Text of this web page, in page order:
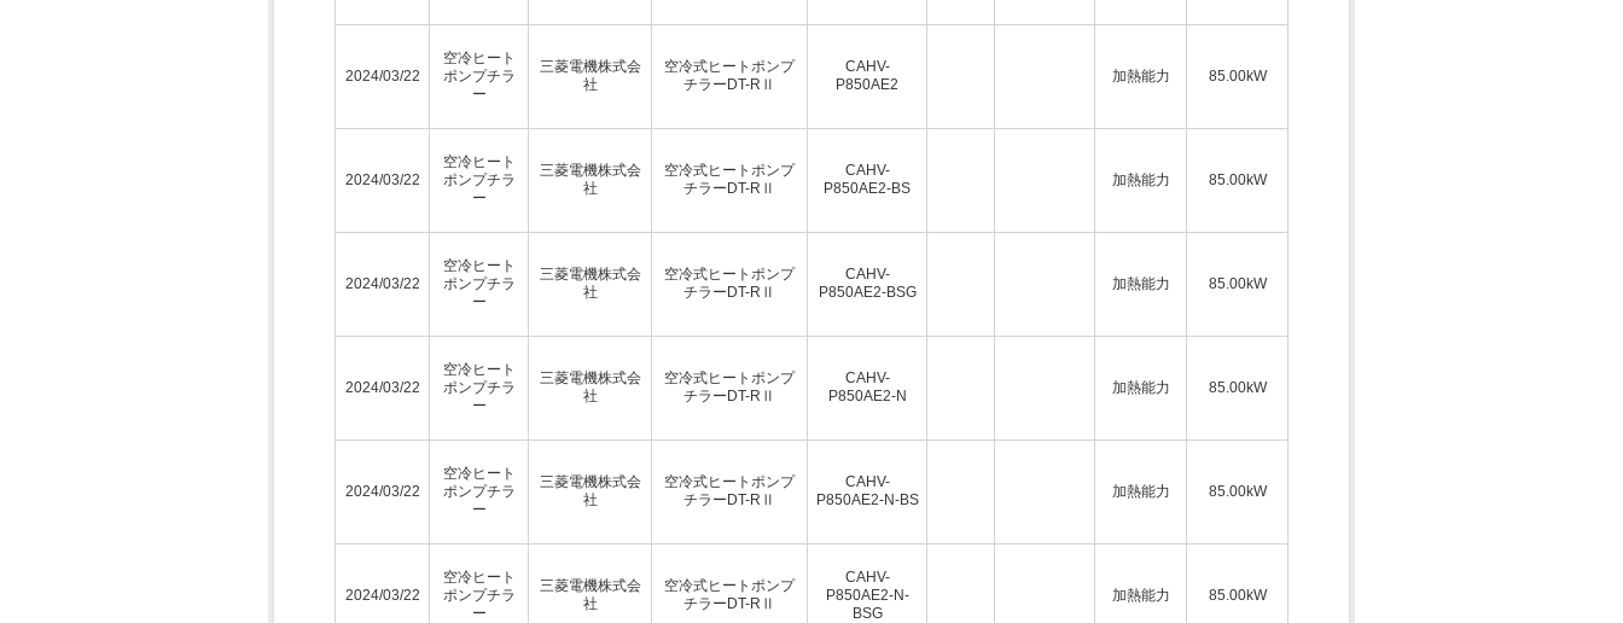
2024/03/22
空冷ヒート
ポンプチラ
ー
三菱電機株式会
社
空冷式ヒートポンプ
チラーDT-RⅡ
CAHV-
P850AE2
加熱能力 85.00kW
2024/03/22
空冷ヒート
ポンプチラ
ー
三菱電機株式会
社
空冷式ヒートポンプ
チラーDT-RⅡ
CAHV-
P850AE2-BS
加熱能力 85.00kW
2024/03/22
空冷ヒート
ポンプチラ
ー
三菱電機株式会
社
空冷式ヒートポンプ
チラーDT-RⅡ
CAHV-
P850AE2-BSG
加熱能力 85.00kW
2024/03/22
空冷ヒート
ポンプチラ
ー
三菱電機株式会
社
空冷式ヒートポンプ
チラーDT-RⅡ
CAHV-
P850AE2-N
加熱能力 85.00kW
2024/03/22
空冷ヒート
ポンプチラ
ー
三菱電機株式会
社
空冷式ヒートポンプ
チラーDT-RⅡ
CAHV-
P850AE2-N-BS
加熱能力 85.00kW
2024/03/22
空冷ヒート
ポンプチラ
ー
三菱電機株式会
社
空冷式ヒートポンプ
チラーDT-RⅡ
CAHV-
P850AE2-N-
BSG
加熱能力 85.00kW